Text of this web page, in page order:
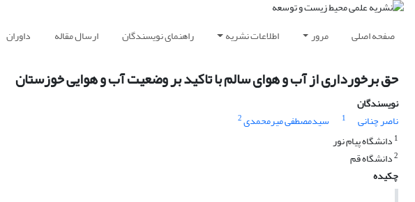
صفحه اصلی مرور اطلاعات نشریه راهنمای نویسندگان ارسال مقاله داوران
حق برخورداری از آب و هوای سالم با تاکید بر وضعیت آب و هوایی خوزستان
نویسندگان
ناصر چنانی
1 سیدمصطفی میرمحمدی2
1 دانشگاه پیام نور
2دانشگاه قم
چکیده